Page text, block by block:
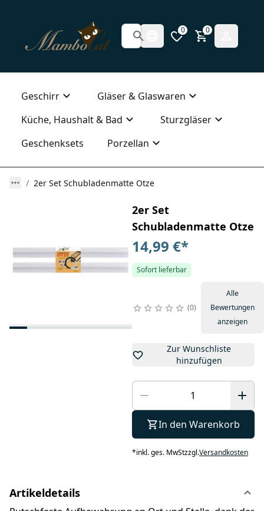
0 0
Geschirr
Gläser & Glaswaren
Küche, Haushalt & Bad
Sturzgläser
Geschenksets
Porzellan
2er Set Schubladenmatte Otze
2er Set
Schubladenmatte Otze
14,99 €*
Sofort lieferbar
0
Alle
Bewertungen
anzeigen
Zur Wunschliste
hinzufügen
In den Warenkorb
*inkl. ges. MwStzzgl.Versandkosten
Artikeldetails